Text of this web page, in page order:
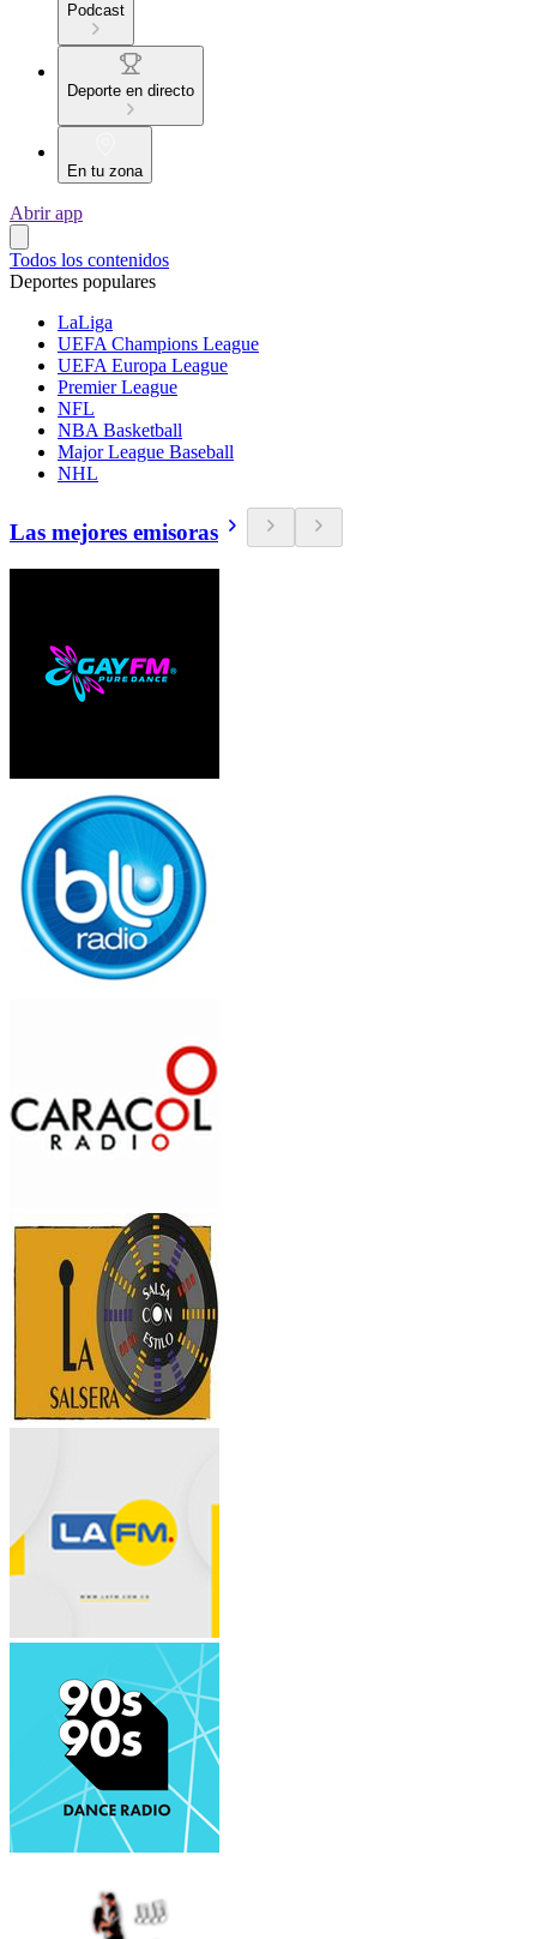
Podcast
Deporte en directo
En tu zona
Abrir app
Todos los contenidos
Deportes populares
LaLiga
UEFA Champions League
UEFA Europa League
Premier League
NFL
NBA Basketball
Major League Baseball
NHL
Las mejores emisoras